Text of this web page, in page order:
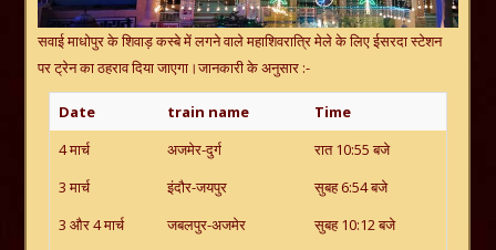
सवाई माधोपुर के शिवाड़ कस्बे में लगने वाले महाशिवरात्रि मेले के लिए ईसरदा स्टेशन
पर ट्रेन का ठहराव दिया जाएगा।जानकारी के अनुसार :-
Date train name
Time
4 मार्च
अजमेर-दुर्ग
रात 10:55 बजे
3 मार्च
इंदौर-जयपुर
सुबह 6:54 बजे
3 और 4 मार्च
जबलपुर-अजमेर
सुबह 10:12 बजे